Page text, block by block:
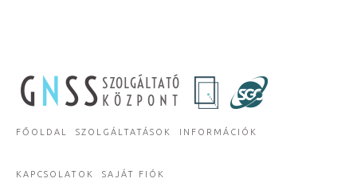
GNSS SZOLGÁLTATÓ
KÖZPONT
FŐOLDAL SZOLGÁLTATÁSOK INFORMÁCIÓK
KAPCSOLATOK SAJÁT FIÓK